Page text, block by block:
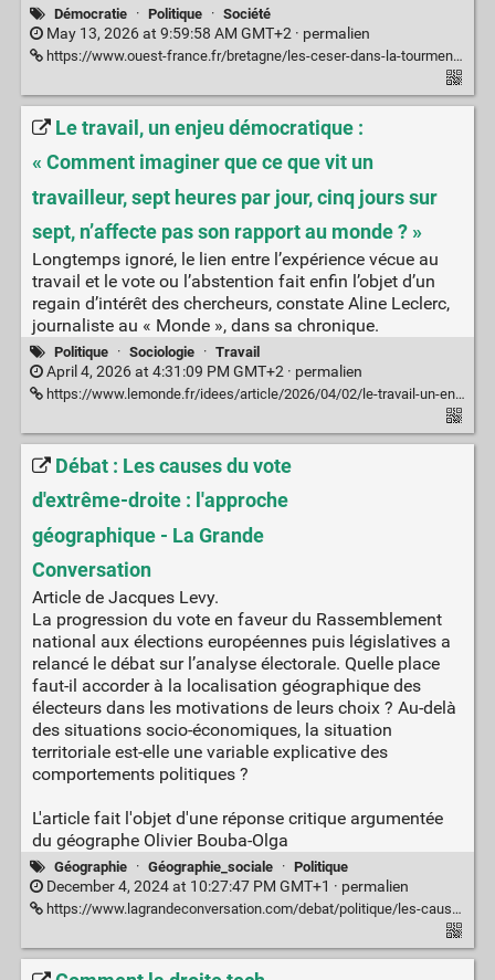
Démocratie · Politique · Société
May 13, 2026 at 9:59:58 AM GMT+2 · permalien
https://www.ouest-france.fr/bretagne/les-ceser-dans-la-tourmente-pourquoi-la-region-bretagne-defend-le-sien-f7026358-3e64-11f1-9f14-5006fd1ed889
Le travail, un enjeu démocratique :
« Comment imaginer que ce que vit un
travailleur, sept heures par jour, cinq jours sur
sept, n’affecte pas son rapport au monde ? »
Longtemps ignoré, le lien entre l’expérience vécue au
travail et le vote ou l’abstention fait enfin l’objet d’un
regain d’intérêt des chercheurs, constate Aline Leclerc,
journaliste au « Monde », dans sa chronique.
Politique · Sociologie · Travail
April 4, 2026 at 4:31:09 PM GMT+2 · permalien
https://www.lemonde.fr/idees/article/2026/04/02/le-travail-un-enjeu-democratique-comment-imaginer-que-ce-que-vit-un-travailleur-sept-heures-par-jour-cinq-jours-sur-sept-n-affecte-pas-son-rapport-au-monde_6676146_3232.html
Débat : Les causes du vote
d'extrême-droite : l'approche
géographique - La Grande
Conversation
Article de Jacques Levy.
La progression du vote en faveur du Rassemblement
national aux élections européennes puis législatives a
relancé le débat sur l’analyse électorale. Quelle place
faut-il accorder à la localisation géographique des
électeurs dans les motivations de leurs choix ? Au-delà
des situations socio-économiques, la situation
territoriale est-elle une variable explicative des
comportements politiques ?
L'article fait l'objet d'une réponse critique argumentée
du géographe Olivier Bouba-Olga
Géographie · Géographie_sociale · Politique
December 4, 2024 at 10:27:47 PM GMT+1 · permalien
https://www.lagrandeconversation.com/debat/politique/les-causes-du-vote-dextreme-droite-lapproche-geographique/#geographie-du-vote-une-reponse-a-jacques-levy